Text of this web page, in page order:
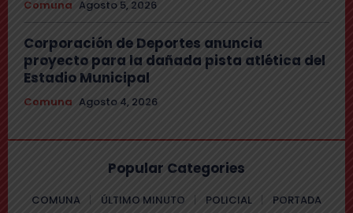
Comuna Agosto 5, 2026
Corporación de Deportes anuncia
proyecto para la dañada pista atlética del
Estadio Municipal
Comuna Agosto 4, 2026
Popular Categories
COMUNA ÚLTIMO MINUTO POLICIAL
PORTADA